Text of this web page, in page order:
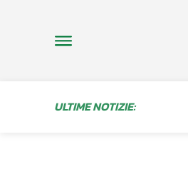
ULTIME NOTIZIE: